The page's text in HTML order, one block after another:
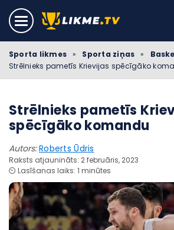
Sporta likmes » Sporta ziņas »
Strēlnieks pametīs Krievijas spēcīgāko
Strēlnieks pametīs
spēcīgāko komandu
Autors:Roberts Ūdris
Raksts atjaunināts: 2 februāris, 2023
⏲️ Lasīšanas laiks: 1 minūtes